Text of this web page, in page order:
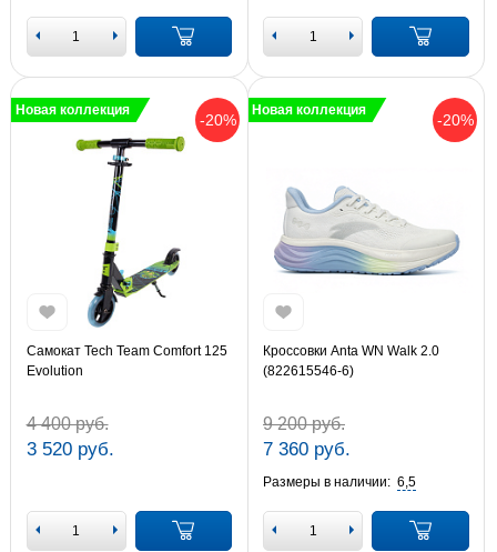
-20%
Новая коллекция
Самокат Tech Team Comfort 125
Evolution
4 400 руб.
3 520 руб.
-20%
Новая коллекция
Кроссовки Anta WN Walk 2.0
(822615546-6)
9 200 руб.
7 360 руб.
Размеры в наличии: 6,5